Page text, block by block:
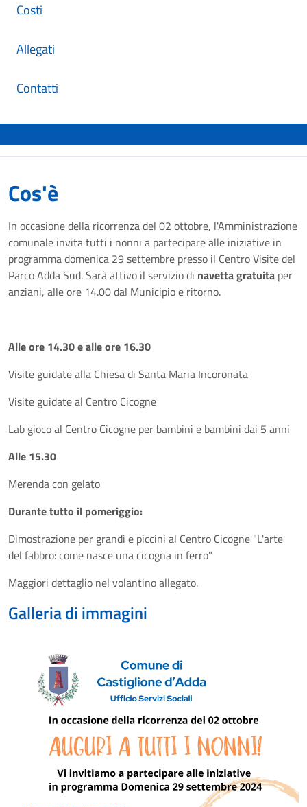
Costi
Allegati
Contatti
Cos'è
In occasione della ricorrenza del 02 ottobre, l'Amministrazione
comunale invita tutti i nonni a partecipare alle iniziative in
programma domenica 29 settembre presso il Centro Visite del
Parco Adda Sud. Sarà attivo il servizio di navetta gratuita per
anziani, alle ore 14.00 dal Municipio e ritorno.
Alle ore 14.30 e alle ore 16.30
Visite guidate alla Chiesa di Santa Maria Incoronata
Visite guidate al Centro Cicogne
Lab gioco al Centro Cicogne per bambini e bambini dai 5 anni
Alle 15.30
Merenda con gelato
Durante tutto il pomeriggio:
Dimostrazione per grandi e piccini al Centro Cicogne "L'arte
del fabbro: come nasce una cicogna in ferro"
Maggiori dettaglio nel volantino allegato.
Galleria di immagini